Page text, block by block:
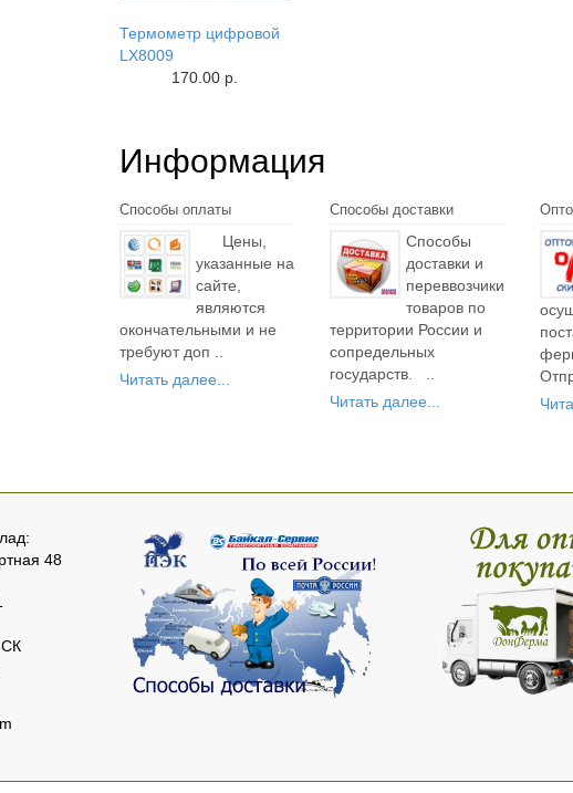
Термометр цифровой
LX8009
170.00 р.
Информация
Способы оплаты
Цены,
указанные на
сайте,
являются
окончательными и не
требуют доп ..
Читать далее...
Способы доставки
Способы
доставки и
переввозчики
товаров по
территории России и
сопредельных
государств. ..
Читать далее...
48